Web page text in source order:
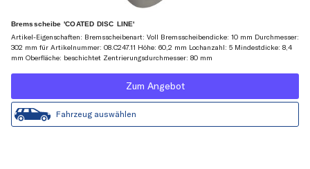
Bremsscheibe 'COATED DISC LINE'
Artikel-Eigenschaften: Bremsscheibenart: Voll Bremsscheibendicke: 10 mm Durchmesser:
302 mm für Artikelnummer: 08.C247.11 Höhe: 60,2 mm Lochanzahl: 5 Mindestdicke: 8,4
mm Oberfläche: beschichtet Zentrierungsdurchmesser: 80 mm
Zum Angebot
Fahrzeug auswählen